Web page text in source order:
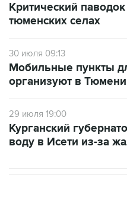
Критический
тюменских селах
30 июля 09:13
Мобильные пункты
организуют в Тюмени
29 июля 19:00
Курганский
воду в Исети из-за